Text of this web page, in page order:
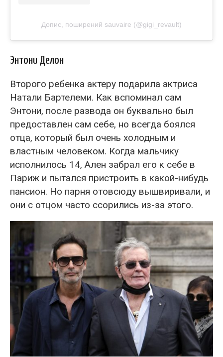
Допис, поширений sauvaire (@gigi_revault)
Энтони Делон
Второго ребенка актеру подарила актриса
Натали Бартелеми. Как вспоминал сам
Энтони, после развода он буквально был
предоставлен сам себе, но всегда боялся
отца, который был очень холодным и
властным человеком. Когда мальчику
исполнилось 14, Ален забрал его к себе в
Париж и пытался пристроить в какой-нибудь
пансион. Но парня отовсюду вышвиривали, и
они с отцом часто ссорились из-за этого.